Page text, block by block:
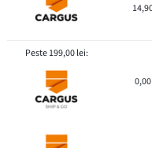
Peste 199,00 lei: